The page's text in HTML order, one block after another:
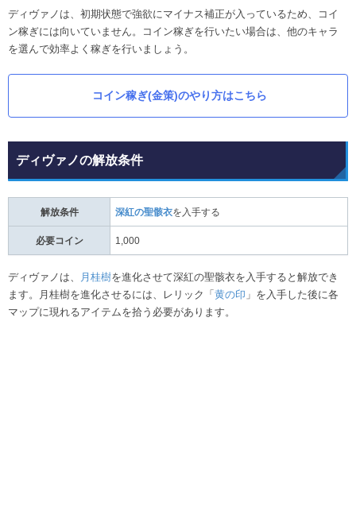
ディヴァノは、初期状態で強欲にマイナス補正が入っているため、コイ
ン稼ぎには向いていません。コイン稼ぎを行いたい場合は、他のキャラ
を選んで効率よく稼ぎを行いましょう。
コイン稼ぎ(金策)のやり方はこちら
ディヴァノの解放条件
解放条件 深紅の聖骸衣を入手する
必要コイン 1,000
ディヴァノは、 月桂樹を進化させて深紅の聖骸衣を入手すると解放でき
ます。月桂樹を進化させるには、レリック「 黄の印 」を入手した後に各
マップに現れるアイテムを拾う必要があります。